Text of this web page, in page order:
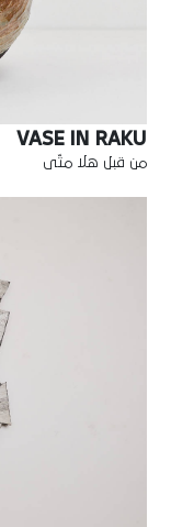
VASE IN RAKU
من قبل هلا متّى